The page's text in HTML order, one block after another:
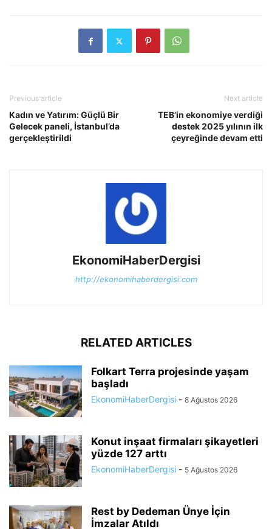
Previous article
Kadın ve Yatırım: Güçlü Bir
Gelecek paneli, İstanbul’da
gerçekleştirildi
Next article
TEB’in ekonomiye verdiği
destek 2025 yılının ilk
çeyreğinde devam etti
EkonomiHaberDergisi
http://ekonomihaberdergisi.com
RELATED ARTICLES
Folkart Terra projesinde yaşam
başladı
EkonomiHaberDergisi - 8 Ağustos 2026
Konut inşaat firmaları şikayetleri
yüzde 127 arttı
EkonomiHaberDergisi - 5 Ağustos 2026
Rest by Dedeman Ünye İçin
İmzalar Atıldı